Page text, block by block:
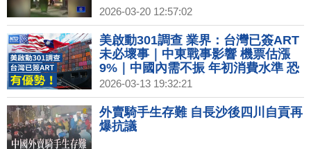
2026-03-20 12:57:02
美啟動301調查 業界：台灣已簽ART
未必壞事｜中東戰事影響 機票估漲
9%｜中國內需不振 年初消費水準 恐
創疫情後新低｜川普豁免全球1個月
內買俄油 已裝船限定
2026-03-13 19:32:21
外賣騎手生存難 自長沙後四川自貢再
爆抗議